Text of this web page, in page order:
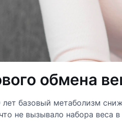
обмена
базовый метаболизм
не вызывало набора веса